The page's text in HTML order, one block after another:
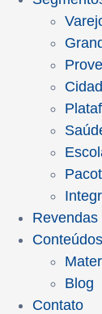
Revendas
Conteúdos
Blog
Contato